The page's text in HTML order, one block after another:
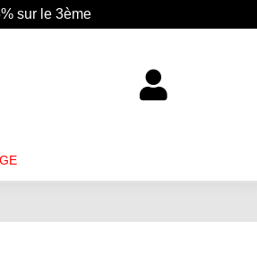
sur le 3ème